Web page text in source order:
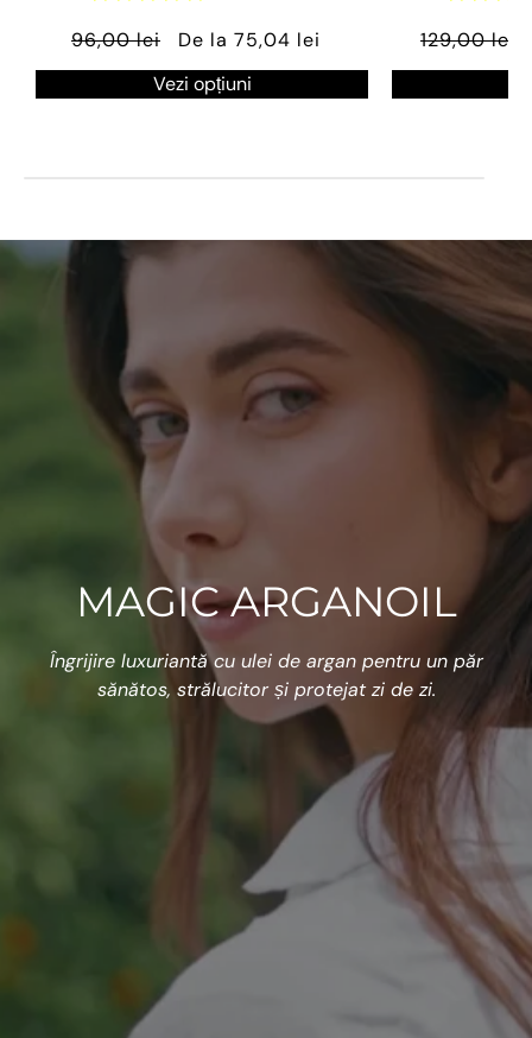
96,00 lei
De la 75,04 lei
Vezi opțiuni
129,00 lei
MAGIC ARGANOIL
Îngrijire luxuriantă cu ulei de argan pentru un păr
sănătos, strălucitor și protejat zi de zi.